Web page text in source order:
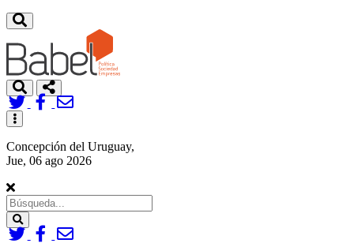
Toggle
navigation
Concepción del Uruguay,
Jue, 06 ago 2026
Search